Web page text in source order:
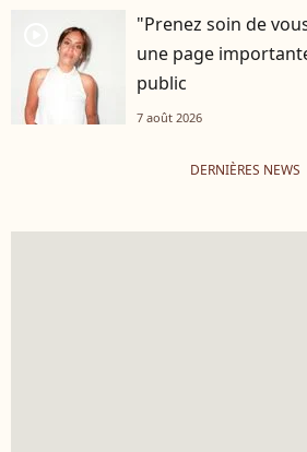
"Prenez soin de
une page
public
7 août 2026
DERNIÈRES NEWS